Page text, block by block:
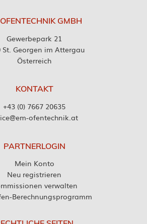
GMBH
Gewerbepark 21
St. Georgen im Attergau
Österreich
KONTAKT
+43 (0) 7667 20635
ofentechnik.at
PARTNERLOGIN
Mein Konto
Neu registrieren
verwalten
Berechnungsprogramm